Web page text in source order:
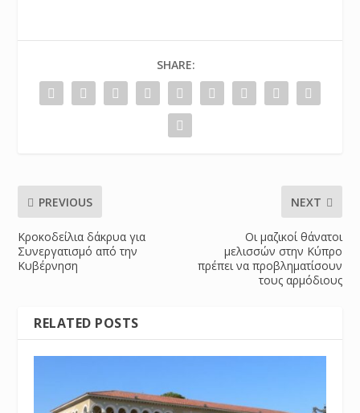
SHARE:
PREVIOUS
Κροκοδείλια δάκρυα για
Συνεργατισμό από την
Κυβέρνηση
NEXT
Oι μαζικοί θάνατοι
μελισσών στην Κύπρο
πρέπει να προβληματίσουν
τους αρμόδιους
RELATED POSTS